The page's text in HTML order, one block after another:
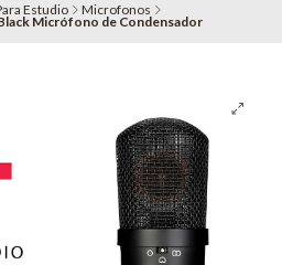
Estudio Microfonos
Micrófono de Condensador